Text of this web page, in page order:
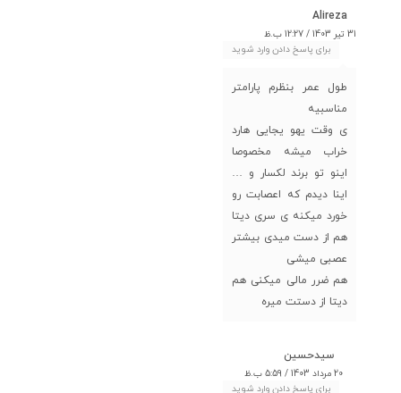
Alireza
31 تیر 1403 / 12:27 ب.ظ
برای پاسخ دادن وارد شوید
طول عمر بنظرم پارامتر
مناسبیه
ی وقت یهو یجایی هارد
خراب میشه مخصوصا
اینو تو برند لکسار و …
اینا دیدم که اعصابت رو
خورد میکنه ی سری دیتا
هم از دست میدی بیشتر
عصبی میشی
هم ضرر مالی میکنی هم
دیتا از دستت میره
سیدحسین
20 مرداد 1403 / 5:59 ب.ظ
برای پاسخ دادن وارد شوید